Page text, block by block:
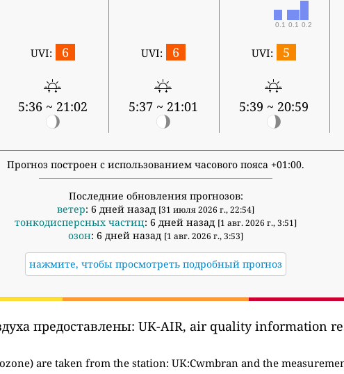
0.1 0.1 0.2
UVI: 6
5:36 ~ 21:02
UVI: 6
5:37 ~ 21:01
UVI: 5
5:39 ~ 20:59
Прогноз построен с использованием часового пояса +01:00.
Последние обновления прогнозов:
ветер: 6 дней назад [31 июля 2026 г., 22:54]
тонкодисперсных частиц: 6 дней назад [1 авг. 2026 г., 3:51]
озон: 6 дней назад [1 авг. 2026 г., 3:53]
нажмите, чтобы просмотреть подробный прогноз
предоставлены: UK-AIR, air quality information
are taken from the station: UK:Cwmbran and the